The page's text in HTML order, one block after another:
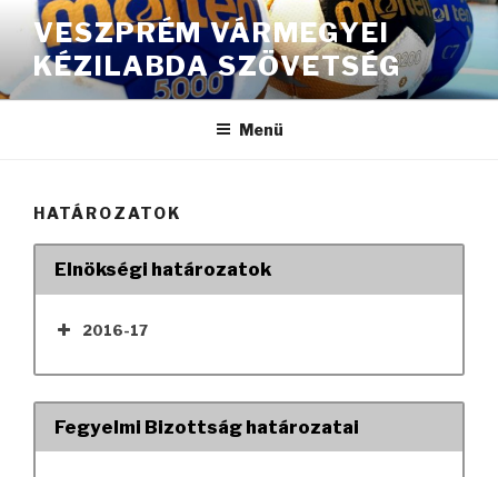
Tartalomhoz
VESZPRÉM VÁRMEGYEI
KÉZILABDA SZÖVETSÉG
Menü
HATÁROZATOK
Elnökségi határozatok
2016-17
Fegyelmi Bizottság határozatai